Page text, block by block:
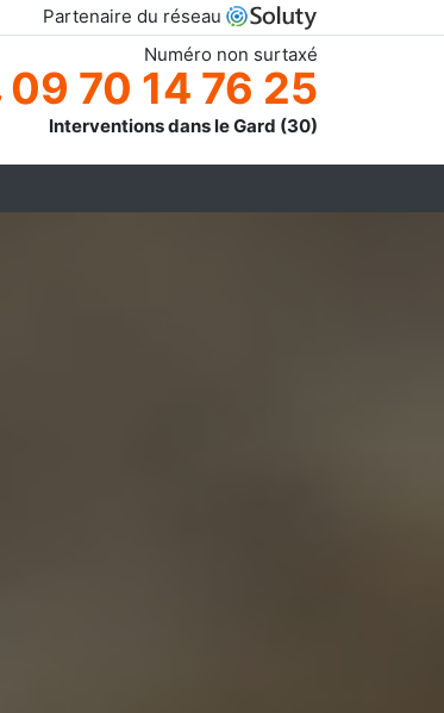
Partenaire du réseau
Numéro non surtaxé
09 70 14 76 25
Interventions dans le Gard (30)